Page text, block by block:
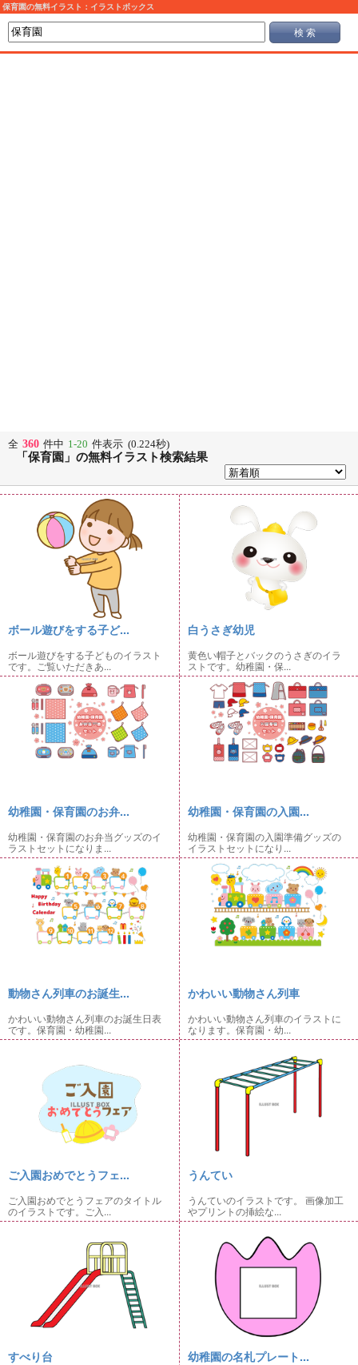
保育園の無料イラスト：イラストボックス
検 索
全 360 件中 1-20 件表示 (0.224秒)
「保育園」の無料イラスト検索結果
ボール遊びをする子ど...
ボール遊びをする子どものイラスト
です。ご覧いただきあ...
白うさぎ幼児
黄色い帽子とバックのうさぎのイラ
ストです。幼稚園・保...
幼稚園・保育園のお弁...
幼稚園・保育園のお弁当グッズのイ
ラストセットになりま...
幼稚園・保育園の入園...
幼稚園・保育園の入園準備グッズの
イラストセットになり...
動物さん列車のお誕生...
かわいい動物さん列車のお誕生日表
です。保育園・幼稚園...
かわいい動物さん列車
かわいい動物さん列車のイラストに
なります。保育園・幼...
ご入園おめでとうフェ...
ご入園おめでとうフェアのタイトル
のイラストです。ご入...
うんてい
うんていのイラストです。 画像加工
やプリントの挿絵な...
すべり台 幼稚園の名札プレート...